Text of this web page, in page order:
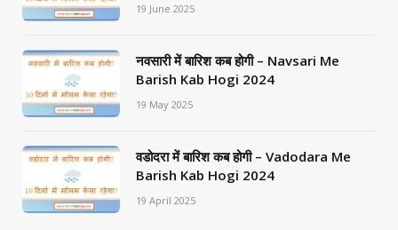
19 June 2025
नवसारी में बारिश कब होगी – Navsari Me
Barish Kab Hogi 2024
19 May 2025
वडोदरा में बारिश कब होगी – Vadodara Me
Barish Kab Hogi 2024
19 April 2025